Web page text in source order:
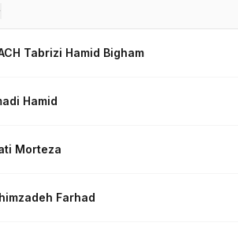
Tabrizi Hamid Bigham
Hamid
Morteza
Farhad